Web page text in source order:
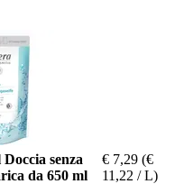
senza
da 650 ml
€ 7,29 (€
11,22 / L)